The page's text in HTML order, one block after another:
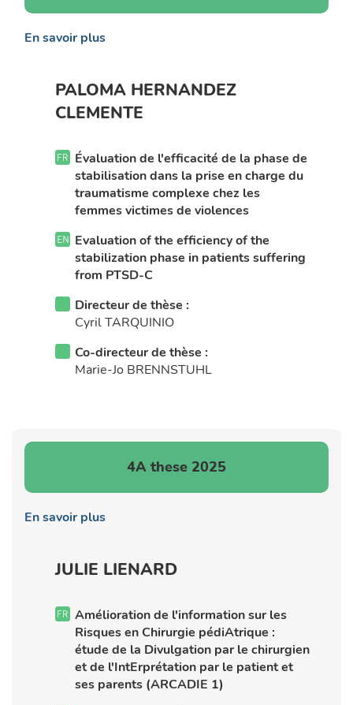
En savoir plus
PALOMA HERNANDEZ
CLEMENTE
Évaluation de l'efficacité de la phase de
stabilisation dans la prise en charge du
traumatisme complexe chez les
femmes victimes de violences
Evaluation of the efficiency of the
stabilization phase in patients suffering
from PTSD-C
Directeur de thèse :
Cyril TARQUINIO
Co-directeur de thèse :
Marie-Jo BRENNSTUHL
4A these 2025
En savoir plus
JULIE LIENARD
Amélioration de l'information sur les
Risques en Chirurgie pédiAtrique :
étude de la Divulgation par le chirurgien
et de l'IntErprétation par le patient et
ses parents (ARCADIE 1)